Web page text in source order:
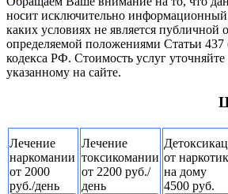
носит исключительно информационный
каких условиях не является публичной
определяемой положениями Статьи 437
кодекса РФ. Стоимость услуг уточняйте
указанному на сайте.
Лечение
наркомании
от 2000
руб./день
Лечение
токсикомании
от 2200 руб./
день
от
на дому
4500 руб.